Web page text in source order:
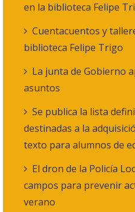
en la biblioteca Felipe
Cuentacuentos y
biblioteca Felipe Trigo
La junta de Gobierno
asuntos
Se publica la lista
destinadas a la
texto para alumnos de
El dron de la Policía
campos para prevenir
verano